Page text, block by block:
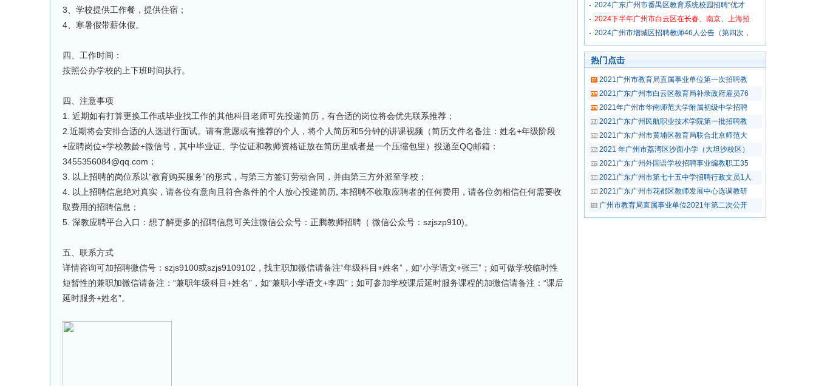
3、学校提供工作餐，提供住宿；
4、寒暑假带薪休假。
四、工作时间：
按照公办学校的上下班时间执行。
四、注意事项
1. 近期如有打算更换工作或毕业找工作的其他科目老师可先投递简历，有合适的岗位将会优先联系推荐；
2.近期将会安排合适的人选进行面试。请有意愿或有推荐的个人，将个人简历和5分钟的讲课视频（简历文件名备注：姓名+年级阶段
+应聘岗位+学校教龄+微信号，其中毕业证、学位证和教师资格证放在简历里或者是一个压缩包里）投递至QQ邮箱：
3455356084@qq.com；
3. 以上招聘的岗位系以“教育购买服务”的形式，与第三方签订劳动合同，并由第三方外派至学校；
4. 以上招聘信息绝对真实，请各位有意向且符合条件的个人放心投递简历, 本招聘不收取应聘者的任何费用，请各位勿相信任何需要收
取费用的招聘信息；
5. 深教应聘平台入口：想了解更多的招聘信息可关注微信公众号：正腾教师招聘（ 微信公众号：szjszp910)。
五、联系方式
详情咨询可加招聘微信号：szjs9100或szjs9109102，找主职加微信请备注“年级科目+姓名”，如“小学语文+张三”；如可做学校临时性
短暂性的兼职加微信请备注：“兼职年级科目+姓名”，如“兼职小学语文+李四”；如可参加学校课后延时服务课程的加微信请备注：“课后
延时服务+姓名”。
2024广东广州市番禺区教育系统校园招聘“优才
2024下半年广州市白云区在长春、南京、上海招
2024广州市增城区招聘教师46人公告（第四次，
热门点击
2021广州市教育局直属事业单位第一次招聘教
2021广东广州市白云区教育局补录政府雇员76
2021年广州市华南师范大学附属初级中学招聘
2021广东广州民航职业技术学院第一批招聘教
2021广东广州市黄埔区教育局联合北京师范大
2021 年广州市荔湾区沙面小学（大坦沙校区）
2021广东广州外国语学校招聘事业编教职工35
2021广东广州市第七十五中学招聘行政文员1人
2021广东广州市花都区教师发展中心选调教研
广州市教育局直属事业单位2021年第二次公开